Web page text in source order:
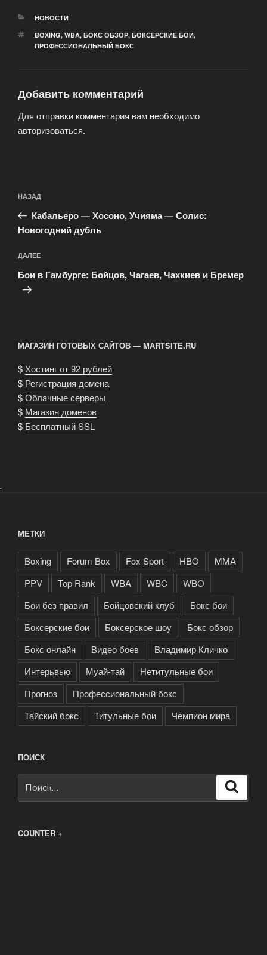
РУБРИКИ
НОВОСТИ
МЕТКИ
BOXING, WBA, БОКС ОБЗОР, БОКСЕРСКИЕ БОИ,
ПРОФЕССИОНАЛЬНЫЙ БОКС
Добавить комментарий
Для отправки комментария вам необходимо
авторизоваться.
по
записям
Предыдущая
запись:
НАЗАД
Кабальеро — Хосоно, Учияма — Солис:
Новогодний дубль
Следующая
запись
ДАЛЕЕ
Бои в Гамбурге: Бойцов, Чагаев, Чахкиев и Бремер
МАГАЗИН ГОТОВЫХ САЙТОВ — MARTSITE.RU
$ Хостинг от 92 рублей
$ Регистрация домена
$Облачные серверы
$ Магазин доменов
$ Бесплатный SSL
.
МЕТКИ
Boxing Forum Box Fox Sport HBO
MMA
PPV
Top Rank WBA WBC
WBO
Бои без правил
Бойцовский клуб
Бокс бои
Боксерские бои
Боксерское шоу
Бокс обзор
Бокс онлайн
Видео боев
Владимир Кличко
Интерьвью
Муай-тай
Нетитульные бои
Прогноз
Профессиональный бокс
Тайский бокс
Титульные бои Чемпион мира
ПОИСК
COUNTER +